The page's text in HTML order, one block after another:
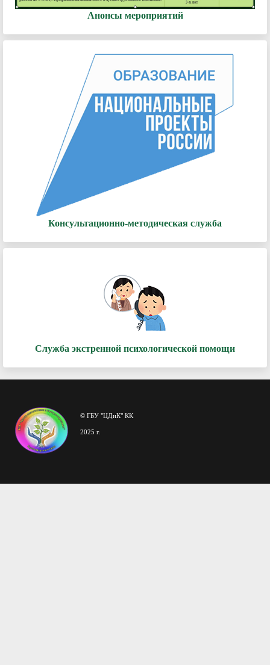
Анонсы мероприятий
Консультационно-методическая служба
Служба экстренной психологической помощи
© ГБУ "ЦДиК" КК
2025 г.